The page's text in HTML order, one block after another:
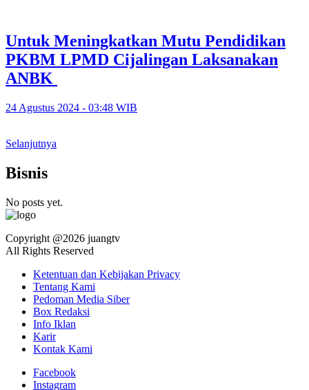
Untuk Meningkatkan Mutu Pendidikan
PKBM LPMD Cijalingan Laksanakan
ANBK
24 Agustus 2024 - 03:48 WIB
Selanjutnya
Bisnis
No posts yet.
Copyright @2026 juangtv
All Rights Reserved
Ketentuan dan Kebijakan Privacy
Tentang Kami
Pedoman Media Siber
Box Redaksi
Info Iklan
Karir
Kontak Kami
Facebook
Instagram